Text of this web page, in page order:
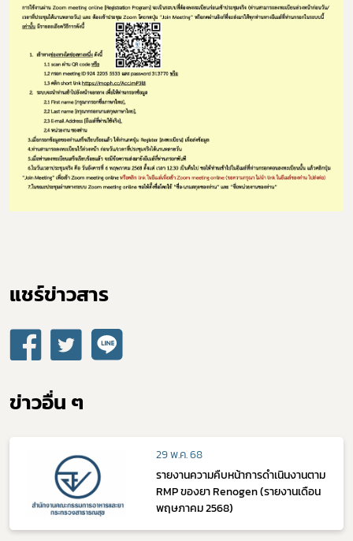
แชร์ข่าวสาร​
ข่าวอื่น ๆ
29 พ.ค. 68
รายงานความคืบหน้าการดำเนินงานตาม
RMP ของยา Renogen (รายงานเดือน
พฤษภาคม 2568)